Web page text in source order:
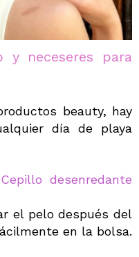
y neceseres para
beauty, hay
día de playa
desenredante
el pelo después del
en la bolsa.